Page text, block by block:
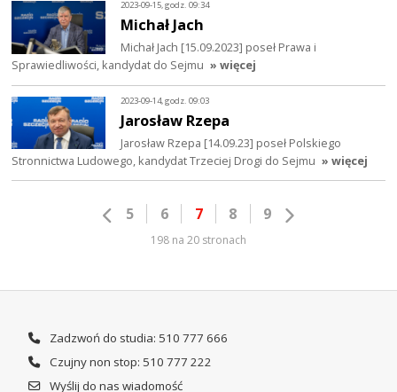
2023-09-15, godz. 09:34
Michał Jach
Michał Jach [15.09.2023] poseł Prawa i
Sprawiedliwości, kandydat do Sejmu » więcej
2023-09-14, godz. 09:03
Jarosław Rzepa
Jarosław Rzepa [14.09.23] poseł Polskiego
Stronnictwa Ludowego, kandydat Trzeciej Drogi do Sejmu » więcej
5 6 7 8 9
198 na 20 stronach
Zadzwoń do studia: 510 777 666
Czujny non stop: 510 777 222
Wyślij do nas wiadomość